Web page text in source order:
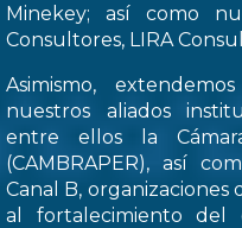
Minekey; así como
Consultores, LIRA
Asimismo,
nuestros aliados
entre ellos la
(CAMBRAPER), así
Canal B,
al fortalecimiento del